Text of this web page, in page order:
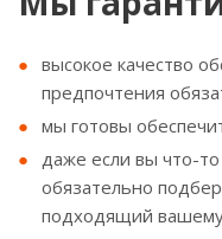
высокое качество
предпочтения
мы готовы
даже если вы что-
обязательно
подходящий